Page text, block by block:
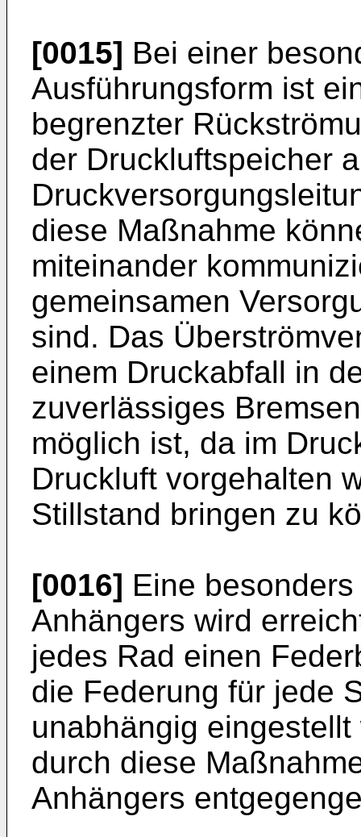
[0015] Bei einer
Ausführungsform ist
begrenzter
der Druckluftspeicher
diese Maßnahme
miteinander
gemeinsamen
sind. Das
einem Druckabfall in
zuverlässiges
möglich ist, da im
Druckluft vorgehalten
Stillstand bringen zu
[0016] Eine
Anhängers wird
jedes Rad einen
die Federung für jede
unabhängig
durch diese
Anhängers